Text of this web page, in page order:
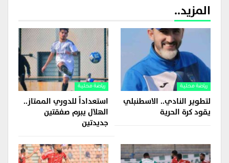
المزيد..
رياضة محلية
لتطوير النادي.. الاسطنبلي
يقود كرة الحرية
رياضة محلية
استعداداً للدوري الممتاز..
الهلال يبرم صفقتين
جديدتين